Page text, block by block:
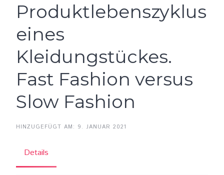
Produktlebenszyklus
eines
Kleidungstückes.
Fast Fashion versus
Slow Fashion
HINZUGEFÜGT AM: 9. JANUAR 2021
Details